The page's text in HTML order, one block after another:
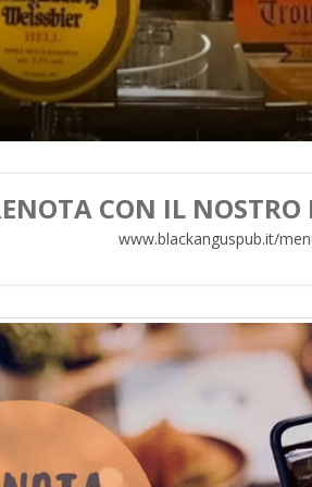
CON IL
www.blackanguspub.it/